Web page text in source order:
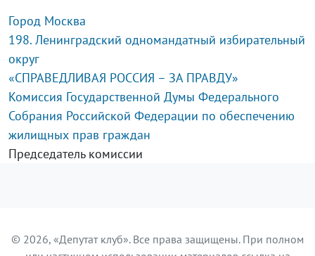
Город Москва
198. Ленинградский одномандатный избирательный
округ
«СПРАВЕДЛИВАЯ РОССИЯ – ЗА ПРАВДУ»
Комиссия Государственной Думы Федерального
Собрания Российской Федерации по обеспечению
жилищных прав граждан
Председатель комиссии
© 2026, «Депутат клуб». Все права защищены. При полном